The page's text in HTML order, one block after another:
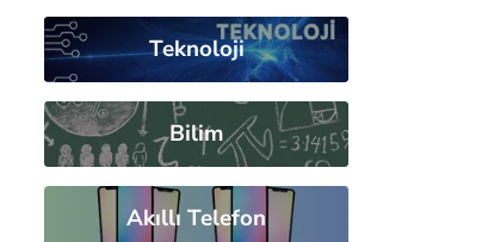
Teknoloji
Bilim
Akıllı Telefon